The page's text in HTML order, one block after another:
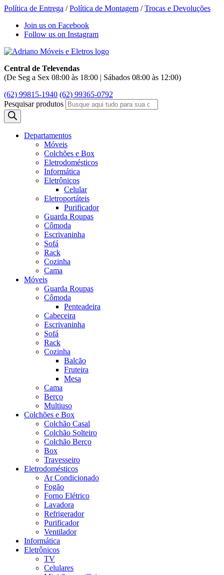
Política de Entrega /Política de Montagem /Trocas e Devoluções
Join us on Facebook
Follow us on Instagram
Central de Televendas
(De Seg a Sex 08:00 às 18:00 | Sábados 08:00 às 12:00)
(62) 99815-1940 (62) 99365-0792
Pesquisar produtos
Departamentos
Móveis
Colchões e Box
Eletrodomésticos
Informática
Eletrônicos
Celular
Eletroportáteis
Purificador
Guarda Roupas
Cômoda
Escrivaninha
Sofá
Rack
Cozinha
Cama
Móveis
Guarda Roupas
Cômoda
Penteadeira
Cabeceira
Escrivaninha
Sofá
Rack
Cozinha
Balcão
Fruteira
Mesa
Cama
Berço
Multiuso
Colchões e Box
Colchão Casal
Colchão Solteiro
Colchão Berço
Box
Travesseiro
Eletrodomésticos
Ar Condicionado
Fogão
Forno Elétrico
Lavadora
Refrigerador
Purificador
Ventilador
Informática
Eletrônicos
TV
Celulares